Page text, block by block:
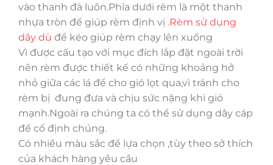
vào thanh đà luôn.Phía dưới rèm là một thanh
nhựa tròn để giúp rèm định vị .Rèm sử dụng
dây dù để kéo giúp rèm chạy lên xuống
Vì được cấu tạo với mục đích lắp đặt ngoài trời
nên rèm được thiết kế có những khoảng hở
nhỏ giữa các lá để cho gió lọt qua,vì tránh cho
rèm bị đung đưa và chịu sức nặng khi gió
mạnh.Ngoài ra chúng ta có thể sử dụng dây cáp
để cố định chúng.
Có nhiều màu sắc để lựa chọn ,tùy theo sở thích
của khách hàng yêu cầu